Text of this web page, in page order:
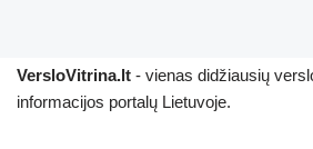
VersloVitrina.lt - vienas didžiausių
informacijos portalų Lietuvoje.